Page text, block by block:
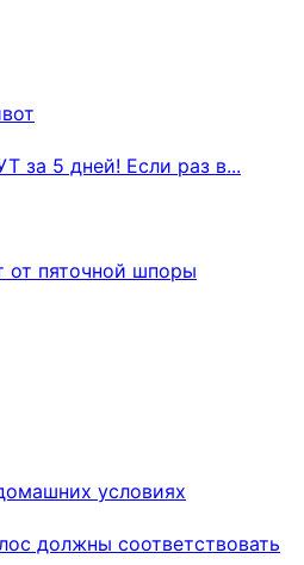
за 5 дней! Если раз в...
от пяточной шпоры
условиях